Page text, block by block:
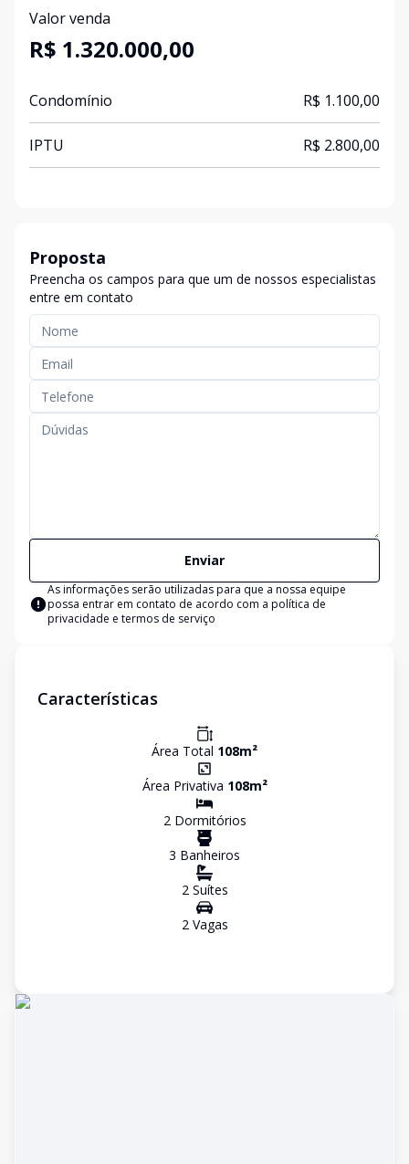
Valor venda
R$ 1.320.000,00
Condomínio R$ 1.100,00
IPTU R$ 2.800,00
Proposta
Preencha os campos para que um de nossos especialistas
entre em contato
Enviar
As informações serão utilizadas para que a nossa equipe
possa entrar em contato de acordo com a política de
privacidade e termos de serviço
Características
Área Total 108m²
Área Privativa 108m²
2Dormitórios
3 Banheiros
2Suítes
2Vagas